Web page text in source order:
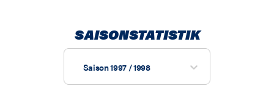
SAISONSTATISTIK
Saison 1997 / 1998